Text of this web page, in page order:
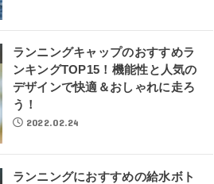
ランニングキャップのおすすめラ
ンキングTOP15！機能性と人気の
デザインで快適＆おしゃれに走ろ
う！
2022.02.24
ランニングにおすすめの給水ボト